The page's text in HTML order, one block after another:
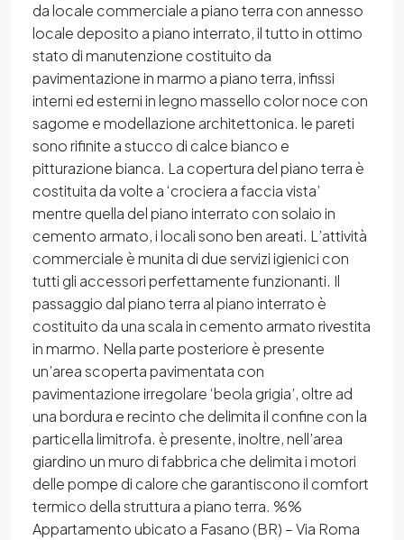
da locale commerciale a piano terra con annesso
locale deposito a piano interrato, il tutto in ottimo
stato di manutenzione costituito da
pavimentazione in marmo a piano terra, infissi
interni ed esterni in legno massello color noce con
sagome e modellazione architettonica. le pareti
sono rifinite a stucco di calce bianco e
pitturazione bianca. La copertura del piano terra è
costituita da volte a ‘crociera a faccia vista’
mentre quella del piano interrato con solaio in
cemento armato, i locali sono ben areati. L’attività
commerciale è munita di due servizi igienici con
tutti gli accessori perfettamente funzionanti. Il
passaggio dal piano terra al piano interrato è
costituito da una scala in cemento armato rivestita
in marmo. Nella parte posteriore è presente
un’area scoperta pavimentata con
pavimentazione irregolare ‘beola grigia’, oltre ad
una bordura e recinto che delimita il confine con la
particella limitrofa. è presente, inoltre, nell’area
giardino un muro di fabbrica che delimita i motori
delle pompe di calore che garantiscono il comfort
termico della struttura a piano terra. %%
Appartamento ubicato a Fasano (BR) – Via Roma